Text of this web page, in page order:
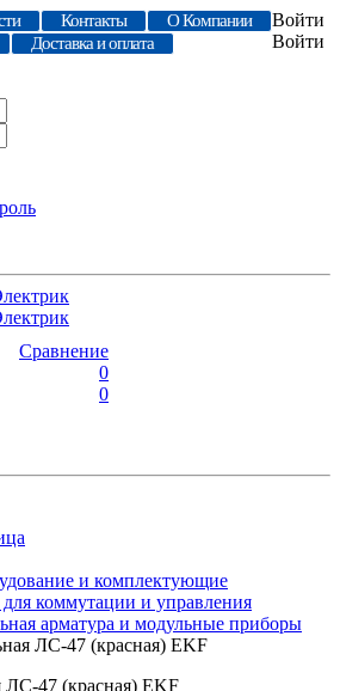
Контакты
О Компании
Доставка и оплата
Войти
Войти
Сравнение
0
0
и комплектующие
коммутации и управления
арматура и модульные приборы
ЛС-47 (красная) EKF